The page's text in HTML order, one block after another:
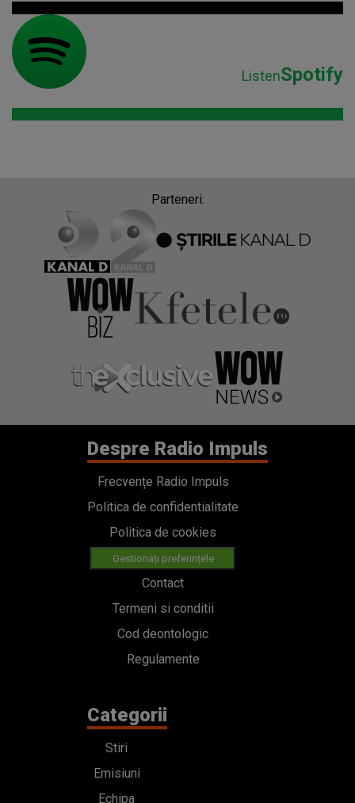
ListenSpotify
Parteneri:
Despre Radio Impuls
Frecvențe Radio Impuls
Politica de confidentialitate
Politica de cookies
Gestionați preferințele
Contact
Termeni si conditii
Cod deontologic
Regulamente
Categorii
Stiri
Emisiuni
Echipa